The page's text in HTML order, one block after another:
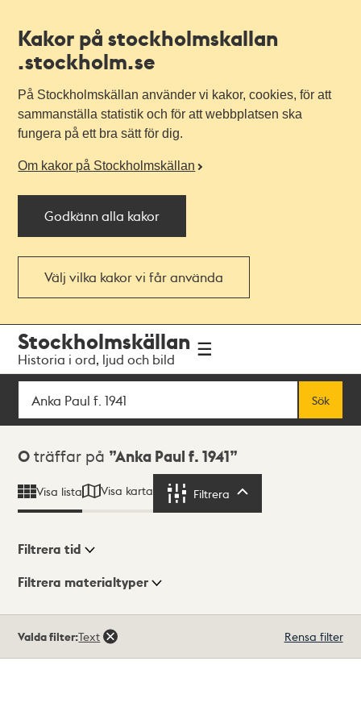
Kakor på stockholmskallan
.stockholm.se
På Stockholmskällan använder vi kakor, cookies, för att
sammanställa statistik och för att webbplatsen ska
fungera på ett bra sätt för dig.
Om kakor på Stockholmskällan
Godkänn alla kakor
Välj vilka kakor vi får använda
navigationen
huvudinnehållet
Stockholmskällan
Historia i ord, ljud och bild
Sök
Sök
Sökresultat
0 träffar på Anka Paul f. 1941
Visa lista Visa karta Filtrera
Visningsläge
Filtrera tid
Filtrera materialtyper
träffar
Valda filter:Text Rensa filter